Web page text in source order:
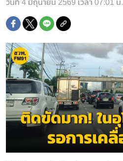
วันที่ 4 มิถุนายน 2569 เวลา 07:01 น.